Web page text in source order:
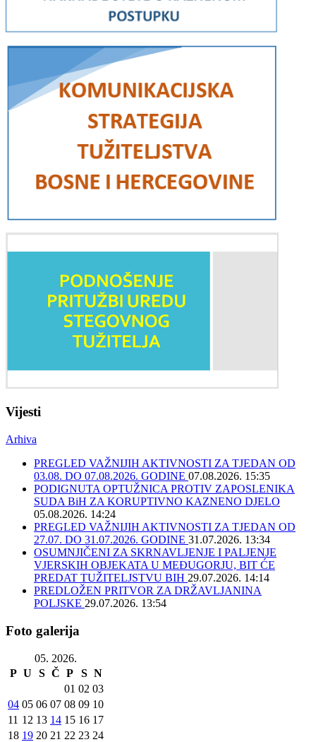
Vijesti
Arhiva
PREGLED VAŽNIJIH AKTIVNOSTI ZA TJEDAN OD
03.08. DO 07.08.2026. GODINE 07.08.2026. 15:35
PODIGNUTA OPTUŽNICA PROTIV ZAPOSLENIKA
SUDA BiH ZA KORUPTIVNO KAZNENO DJELO
05.08.2026. 14:24
PREGLED VAŽNIJIH AKTIVNOSTI ZA TJEDAN OD
27.07. DO 31.07.2026. GODINE 31.07.2026. 13:34
OSUMNJIČENI ZA SKRNAVLJENJE I PALJENJE
VJERSKIH OBJEKATA U MEĐUGORJU, BIT ĆE
PREDAT TUŽITELJSTVU BIH 29.07.2026. 14:14
PREDLOŽEN PRITVOR ZA DRŽAVLJANINA
POLJSKE 29.07.2026. 13:54
Foto galerija
05. 2026.
P U S Č P S N
01 02 03
04 05 06 07 08 09 10
11 12 13 14 15 16 17
18 19 20 21 22 23 24